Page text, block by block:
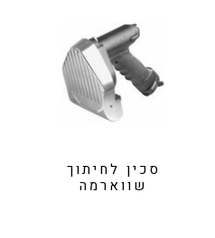
סכין לחיתוך
שווארמה